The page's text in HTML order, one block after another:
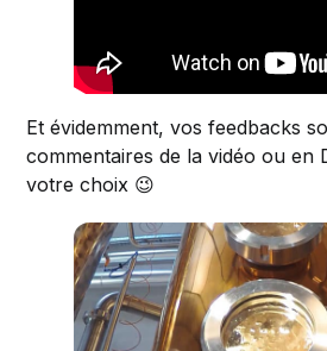
Et évidemment, vos feedbacks
commentaires de la vidéo ou en
votre choix 😉